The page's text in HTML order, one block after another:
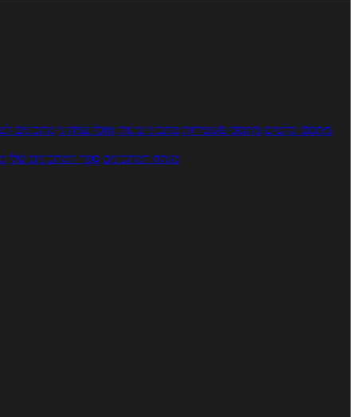
מתכוני סלטים מתכוני פשטידות מתכוני עוגות אוכל צמחוני מתכונים
מנתח המתכונים ספר המתכונים שלי